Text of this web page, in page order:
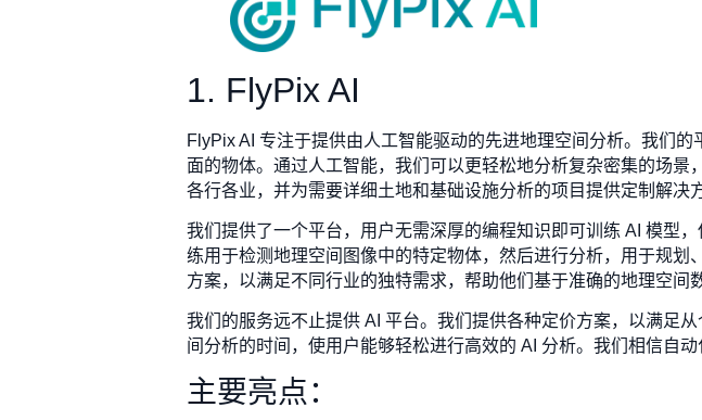
1. FlyPix AI
FlyPix AI 专注于提供由人工智能驱动的先进地理空间分析。我们
面的物体。通过人工智能，我们可以更轻松地分析复杂密集的场
各行各业，并为需要详细土地和基础设施分析的项目提供定制解决
我们提供了一个平台，用户无需深厚的编程知识即可训练 AI 模型
练用于检测地理空间图像中的特定物体，然后进行分析，用于规
方案，以满足不同行业的独特需求，帮助他们基于准确的地理空间
我们的服务远不止提供 AI 平台。我们提供各种定价方案，以满足
间分析的时间，使用户能够轻松进行高效的 AI 分析。我们相信自
主要亮点：